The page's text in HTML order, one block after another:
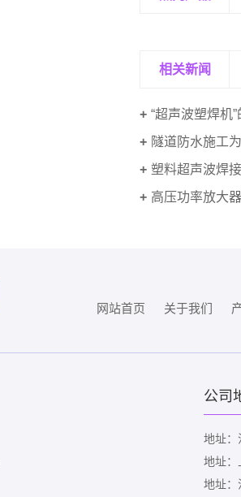
相关新闻
“超声波塑焊机”的
隧道防水施工为什
塑料超声波焊接
高压功率放大器驱
网站首页 关于我们
公司
地址：
地址：
地址：